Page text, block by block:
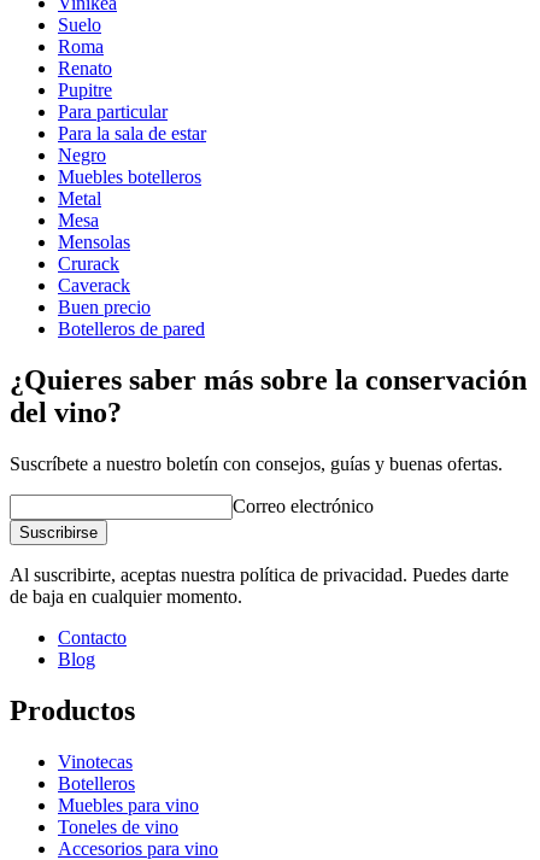
Acabado
Dimensiones (AnxAlxP cm)
Altura (cm)9
Ancho (cm)136
Profundidad (cm)31.5
Peso (kg)5
Suelo
Roma
Renato
Pupitre
Para particular
Para la sala de estar
Negro
Muebles botelleros
Metal
Mesa
Mensolas
Crurack
Caverack
Buen precio
Botelleros de pared
¿Quieres saber más sobre la conservación
del vino?
Suscríbete a nuestro boletín con consejos, guías y buenas ofertas.
Correo electrónico
Suscribirse
Al suscribirte, aceptas nuestra política de privacidad. Puedes darte
de baja en cualquier momento.
Contacto
Blog
Productos
Vinotecas
Botelleros
Muebles para vino
Toneles de vino
Accesorios para vino